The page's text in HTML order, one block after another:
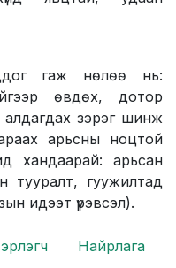
гаж нөлөө нь:
өвдөх, дотор
алдагдах зэрэг шинж
арьсны ноцтой
хандаарай: арьсан
тууралт, гуужилтад
идээт үрэвсэл).
Найрлага